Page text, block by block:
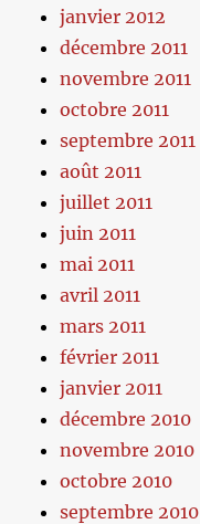
janvier 2012
décembre 2011
novembre 2011
octobre 2011
septembre 2011
août 2011
juillet 2011
juin 2011
mai 2011
avril 2011
mars 2011
février 2011
janvier 2011
décembre 2010
novembre 2010
octobre 2010
septembre 2010